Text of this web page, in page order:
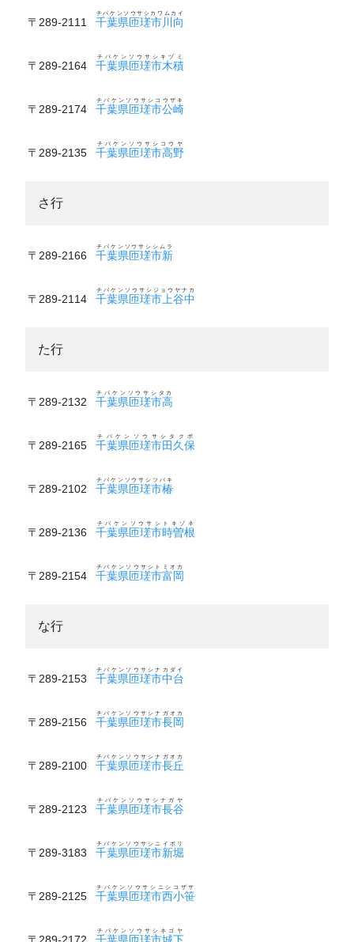
〒289-2111 千葉県匝瑳市川向
チバケンソウサシカワムカイ
〒289-2164 千葉県匝瑳市木積
チバケンソウサシキヅミ
〒289-2174 千葉県匝瑳市公崎
チバケンソウサシコウザキ
〒289-2135 千葉県匝瑳市高野
チバケンソウサシコウヤ
さ行
〒289-2166 千葉県匝瑳市新
チバケンソウサシシムラ
〒289-2114 千葉県匝瑳市上谷中
チバケンソウサシジョウヤナカ
た行
〒289-2132 千葉県匝瑳市高
チバケンソウサシタカ
〒289-2165 千葉県匝瑳市田久保
チバケンソウサシタクボ
〒289-2102 千葉県匝瑳市椿
チバケンソウサシツバキ
〒289-2136 千葉県匝瑳市時曽根
チバケンソウサシトキゾネ
〒289-2154 千葉県匝瑳市富岡
チバケンソウサシトミオカ
な行
〒289-2153 千葉県匝瑳市中台
チバケンソウサシナカダイ
〒289-2156 千葉県匝瑳市長岡
チバケンソウサシナガオカ
〒289-2100 千葉県匝瑳市長丘
チバケンソウサシナガオカ
〒289-2123 千葉県匝瑳市長谷
チバケンソウサシナガヤ
〒289-3183 千葉県匝瑳市新堀
チバケンソウサシニイボリ
〒289-2125 千葉県匝瑳市西小笹
チバケンソウサシニシコザサ
〒289-2172 千葉県匝瑳市城下
チバケンソウサシネゴヤ